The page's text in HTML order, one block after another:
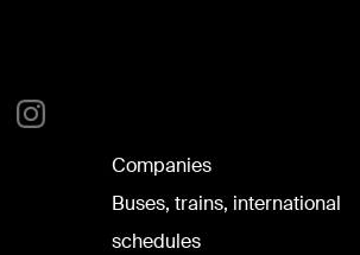
Companies
Buses, trains, international
schedules